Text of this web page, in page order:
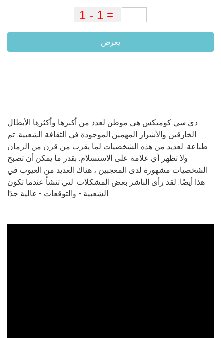
يعرض
دي سي كوميكس هي موطن لعدد من أكبرها وأكثرها الأبطال
الخارقين والأشرار المهمين الموجودة في الثقافة الشعبية. تم
طباعة العديد من هذه الشخصيات لما يقرب من قرن من الزمان
ولا تظهر أي علامة على الاستسلام. بقدر ما يمكن أن تصبح
الشخصيات مشهورة لدى المعجبين ، هناك العديد من العيوب في
هذا أيضًا. لقد رأى الناشر بعض المشكلات التي تنشأ عندما تكون
الشعبية - والتوقعات - عالية جدًا.